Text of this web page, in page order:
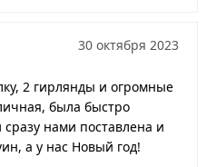
30 октября 2023
2 гирлянды и огромные
была быстро
сразу нами поставлена и
а у нас Новый год!